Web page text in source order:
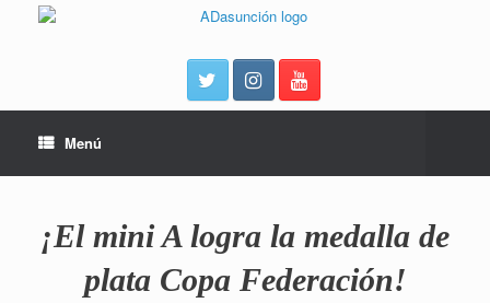
Menú
¡El mini A logra la medalla de
plata Copa Federación!